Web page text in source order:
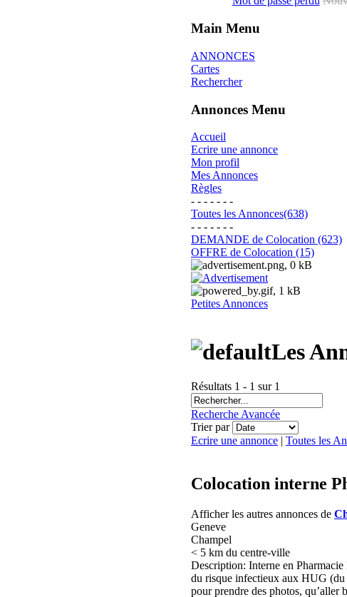
Main Menu
ANNONCES
Cartes
Rechercher
Annonces Menu
Accueil
Ecrire une annonce
Mon profil
Mes Annonces
Règles
- - - - - - -
Toutes les Annonces(638)
- - - - - - -
DEMANDE de Colocation (623)
OFFRE de Colocation (15)
Petites Annonces
Les
Résultats 1 - 1 sur 1
Recherche Avancée
Trier par
Ecrire une annonce | Toutes les
Colocation interne
Afficher les autres annonces de
Geneve
Champel
< 5 km du centre-ville
Description: Interne en
du risque infectieux aux HUG (du
pour prendre des photos, qu’aller